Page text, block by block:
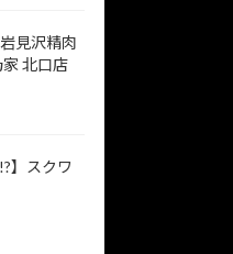
見沢精肉
北口店
】スクワ